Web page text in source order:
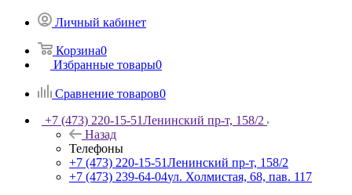
Личный кабинет
Корзина0
Избранные товары0
Сравнение товаров0
+7 (473) 220-15-51Ленинский пр-т, 158/2
Назад
Телефоны
+7 (473) 220-15-51Ленинский пр-т, 158/2
+7 (473) 239-64-04ул. Холмистая, 68, пав. 117